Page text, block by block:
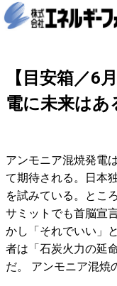
【目安箱／6
電に未来はあ
アンモニア混焼発電
て期待される。日本
を試みている。とこ
サミットでも首脳宣
かし「それでいい」
者は「石炭火力の延
だ。 アンモニア混焼